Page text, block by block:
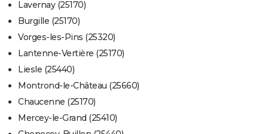
Lavernay (25170)
Burgille (25170)
Vorges-les-Pins (25320)
Lantenne-Vertière (25170)
Liesle (25440)
Montrond-le-Château (25660)
Chaucenne (25170)
Mercey-le-Grand (25410)